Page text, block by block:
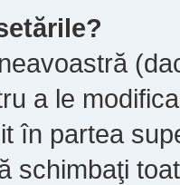
a le
în partea
schimbaţi